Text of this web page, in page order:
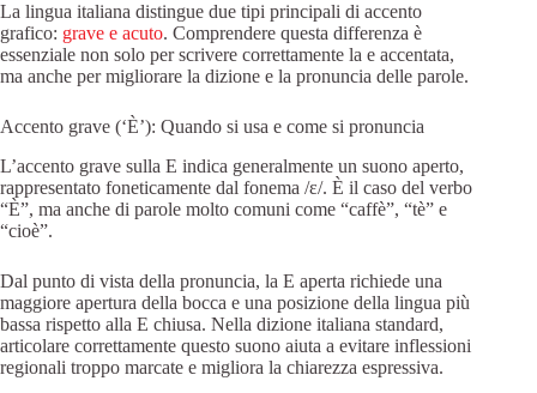
La lingua italiana distingue due tipi principali di accento
grafico: grave e acuto. Comprendere questa differenza è
essenziale non solo per scrivere correttamente la e accentata,
ma anche per migliorare la dizione e la pronuncia delle parole.
Accento grave (‘È’): Quando si usa e come si pronuncia
L’accento grave sulla E indica generalmente un suono aperto,
rappresentato foneticamente dal fonema /ɛ/. È il caso del verbo
“È”, ma anche di parole molto comuni come “caffè”, “tè” e
“cioè”.
Dal punto di vista della pronuncia, la E aperta richiede una
maggiore apertura della bocca e una posizione della lingua più
bassa rispetto alla E chiusa. Nella dizione italiana standard,
articolare correttamente questo suono aiuta a evitare inflessioni
regionali troppo marcate e migliora la chiarezza espressiva.